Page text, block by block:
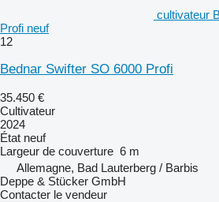
cultivateur
Profi neuf
12
Bednar Swifter SO 6000 Profi
35.450 €
Cultivateur
2024
État neuf
Largeur de couverture 6 m
Allemagne, Bad Lauterberg / Barbis
Deppe & Stücker GmbH
Contacter le vendeur